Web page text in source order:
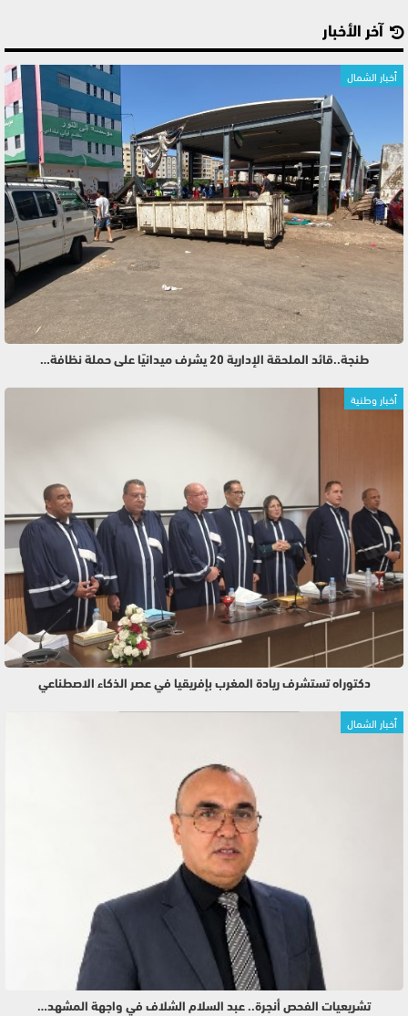
آخر الأخبار
أخبار الشمال
طنجة..قائد الملحقة الإدارية 20 يشرف ميدانيًا على حملة نظافة…
أخبار وطنية
دكتوراه تستشرف ريادة المغرب بإفريقيا في عصر الذكاء الاصطناعي
أخبار الشمال
تشريعيات الفحص أنجرة.. عبد السلام الشلاف في واجهة المشهد…